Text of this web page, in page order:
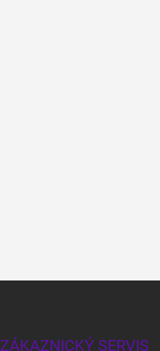
ZÁKAZNICKÝ SERVIS